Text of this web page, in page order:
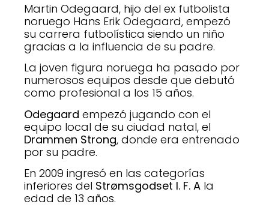
Martin Odegaard, hijo del ex futbolista
noruego Hans Erik Odegaard, empezó
su carrera futbolística siendo un niño
gracias a la influencia de su padre.
La joven figura noruega ha pasado por
numerosos equipos desde que debutó
como profesional a los 15 años.
Odegaard empezó jugando con el
equipo local de su ciudad natal, el
Drammen Strong, donde era entrenado
por su padre.
En 2009 ingresó en las categorías
inferiores del Strømsgodset I. F. A la
edad de 13 años.